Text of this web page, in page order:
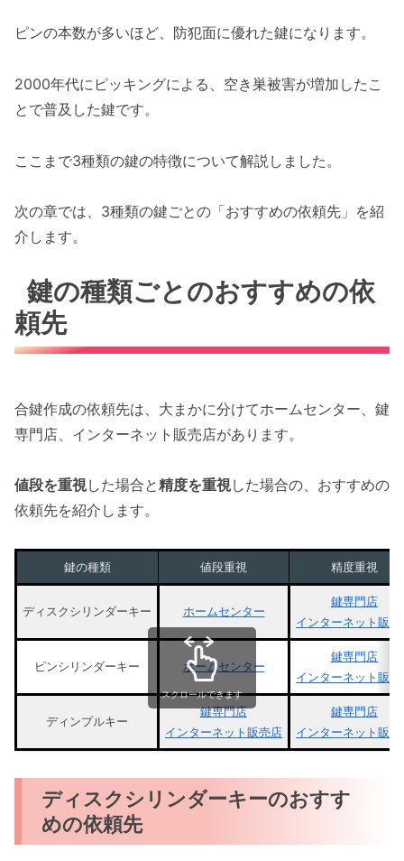
ピンの本数が多いほど、防犯面に優れた鍵になります。
2000年代にピッキングによる、空き巣被害が増加したこ
とで普及した鍵です。
ここまで3種類の鍵の特徴について解説しました。
次の章では、3種類の鍵ごとの「おすすめの依頼先」を紹
介します。
鍵の種類ごとのおすすめの依
頼先
合鍵作成の依頼先は、大まかに分けてホームセンター、鍵
専門店、インターネット販売店があります。
値段を重視した場合と精度を重視した場合の、おすすめの
依頼先を紹介します。
鍵の種類 値段重視 精度重視
ディスクシリンダーキー ホームセンター
鍵専門店
インターネット販売
ピンシリンダーキー ホームセンター
鍵専門店
インターネット販売
ディンプルキー
鍵専門店
インターネット販売店
鍵専門店
インターネット販売
スクロールできます
ディスクシリンダーキーのおすす
めの依頼先